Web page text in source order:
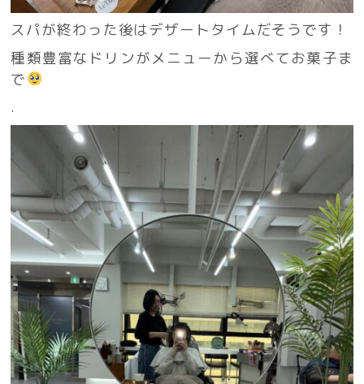
スパが終わった後はデザートタイムだそうです！
種類豊富なドリンがメニューから選べてお菓子ま
で
.